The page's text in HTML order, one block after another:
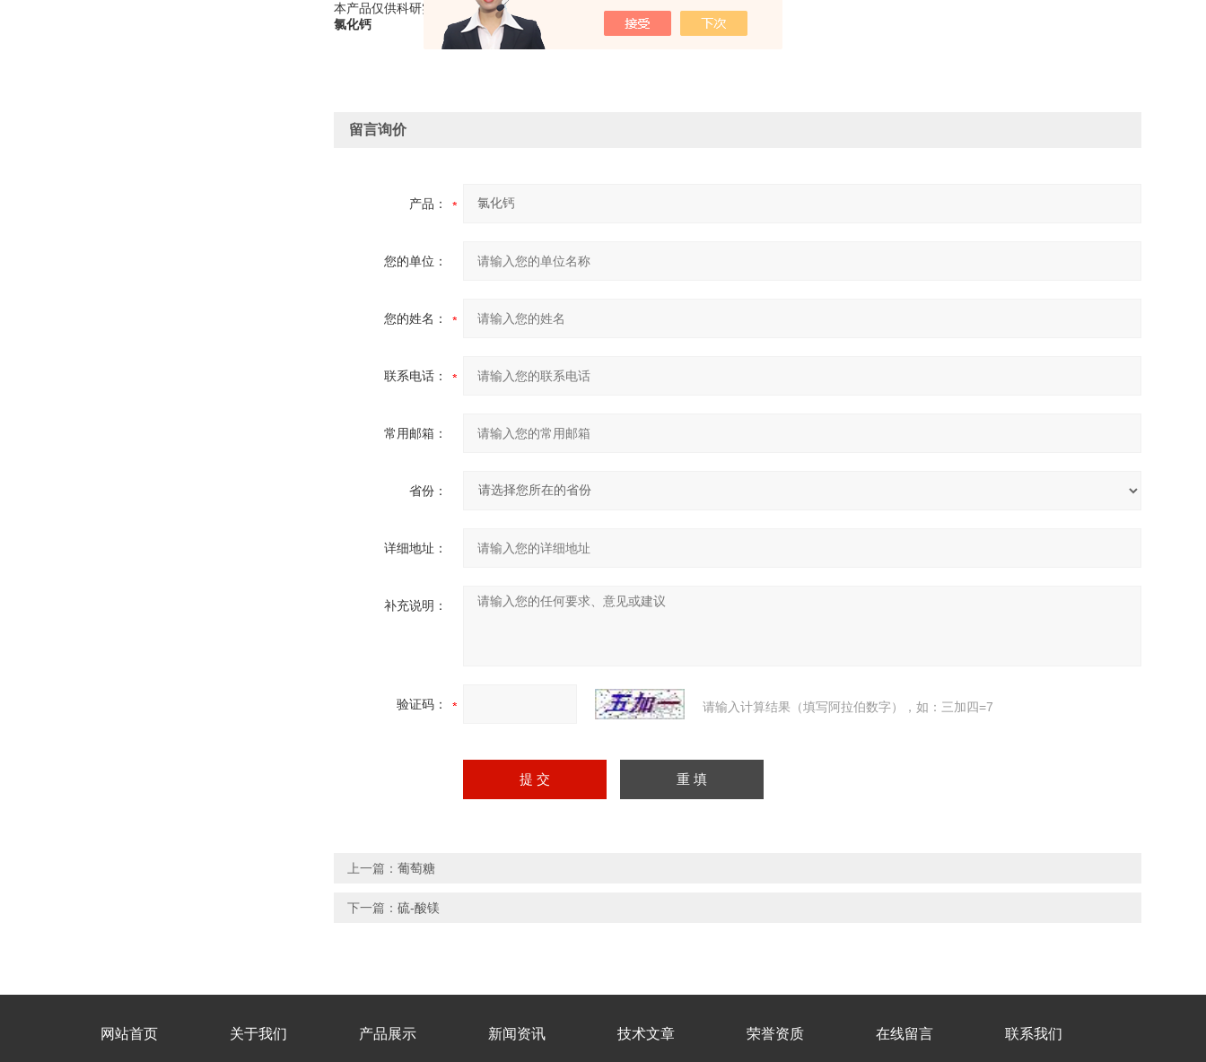
本产品仅供科研实验用，不做其它用途！
氯化钙
留言询价
产品：
您的单位：
您的姓名：
联系电话：
常用邮箱：
省份：
详细地址：
补充说明：
验证码： 请输入计算结果（填写阿拉伯数字），如：三加四=7
上一篇： 葡萄糖
下一篇： 硫-酸镁
网站首页 关于我们 产品展示 新闻资讯 技术文章 荣誉资质 在线留言 联系我们